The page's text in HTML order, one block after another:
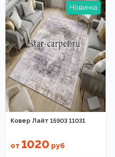
Ковер Лайт 15903 11031
от 1020 руб